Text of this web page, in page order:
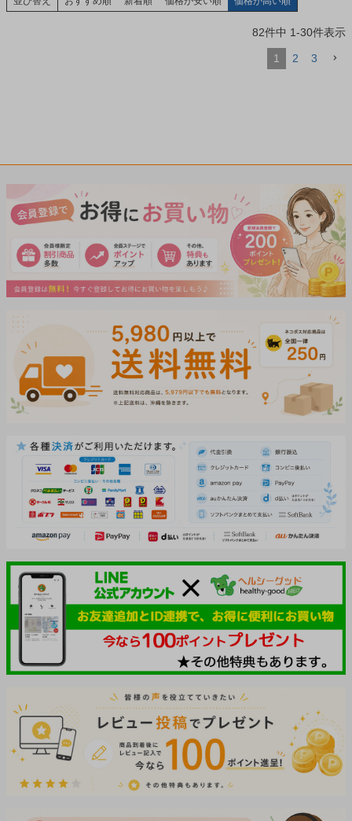
82件中 1-30件表示
1 2 3